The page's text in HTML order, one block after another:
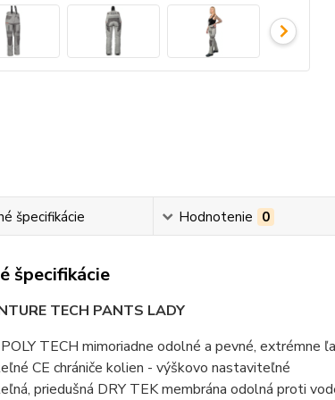
špecifikácie Hodnotenie 0
špecifikácie
TECH PANTS LADY
TECH mimoriadne odolné a pevné, extrémne
CE chrániče kolien - výškovo nastaviteľné
priedušná DRY TEK membrána odolná proti